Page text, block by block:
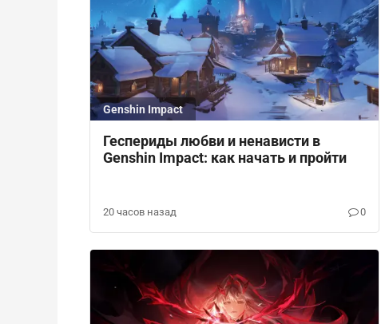
Genshin Impact
Геспериды любви и ненависти в
Genshin Impact: как начать и пройти
20 часов назад 0